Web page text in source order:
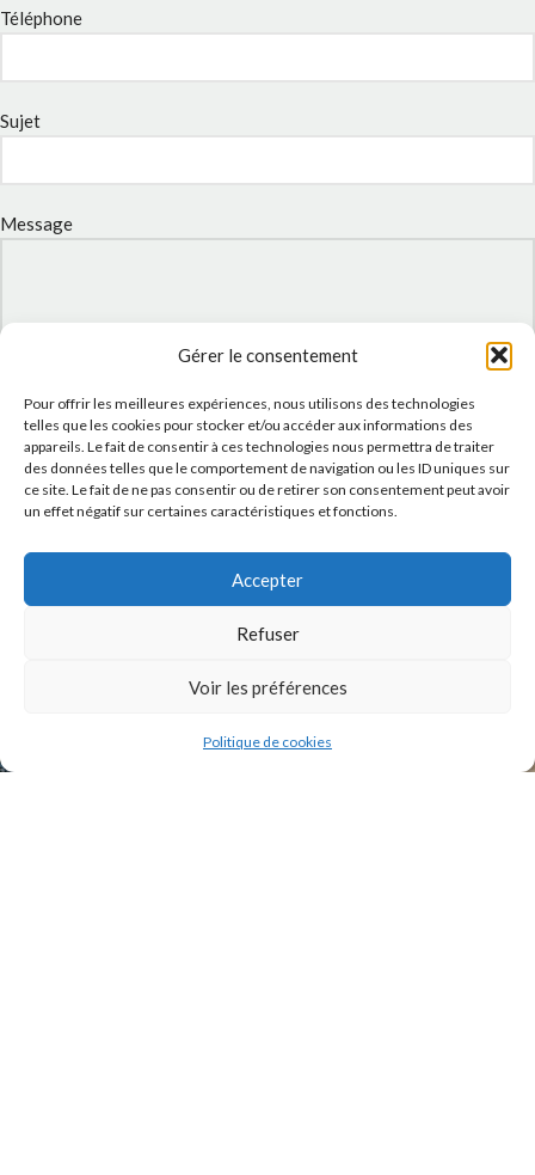
Gérer le consentement
Pour offrir les meilleures expériences, nous utilisons des technologies
telles que les cookies pour stocker et/ou accéder aux informations des
appareils. Le fait de consentir à ces technologies nous permettra de traiter
des données telles que le comportement de navigation ou les ID uniques sur
ce site. Le fait de ne pas consentir ou de retirer son consentement peut avoir
un effet négatif sur certaines caractéristiques et fonctions.
Accepter
Refuser
Voir les préférences
Politique de cookies
Téléphone
Sujet
Message
J'accepte laPolitique de confidentialité de ce site.